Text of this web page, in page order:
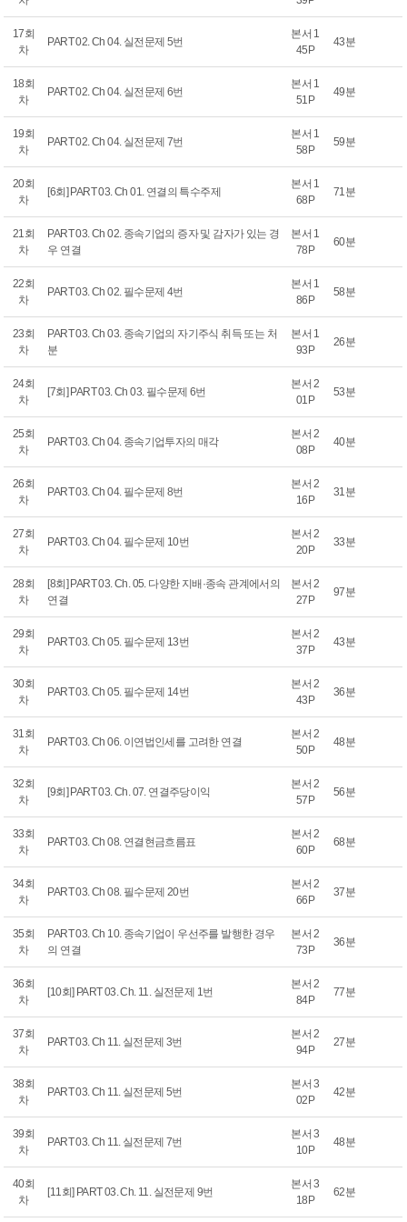
17회
차
PART 02. Ch 04. 실전문제 5번
본서 1
45P
43분
18회
차
PART 02. Ch 04. 실전문제 6번
본서 1
51P
49분
19회
차
PART 02. Ch 04. 실전문제 7번
본서 1
58P
59분
20회
차
[6회] PART 03. Ch 01. 연결의 특수주제
본서 1
68P
71분
21회
차
PART 03. Ch 02. 종속기업의 증자 및 감자가 있는 경
우 연결
본서 1
78P
60분
22회
차
PART 03. Ch 02. 필수문제 4번
본서 1
86P
58분
23회
차
PART 03. Ch 03. 종속기업의 자기주식 취득 또는 처
분
본서 1
93P
26분
24회
차
[7회] PART 03. Ch 03. 필수문제 6번
본서 2
01P
53분
25회
차
PART 03. Ch 04. 종속기업투자의 매각
본서 2
08P
40분
26회
차
PART 03. Ch 04. 필수문제 8번
본서 2
16P
31분
27회
차
PART 03. Ch 04. 필수문제 10번
본서 2
20P
33분
28회
차
[8회] PART 03. Ch. 05. 다양한 지배·종속 관계에서의
연결
본서 2
27P
97분
29회
차
PART 03. Ch 05. 필수문제 13번
본서 2
37P
43분
30회
차
PART 03. Ch 05. 필수문제 14번
본서 2
43P
36분
31회
차
PART 03. Ch 06. 이연법인세를 고려한 연결
본서 2
50P
48분
32회
차
[9회] PART 03. Ch. 07. 연결주당이익
본서 2
57P
56분
33회
차
PART 03. Ch 08. 연결현금흐름표
본서 2
60P
68분
34회
차
PART 03. Ch 08. 필수문제 20번
본서 2
66P
37분
35회
차
PART 03. Ch 10. 종속기업이 우선주를 발행한 경우
의 연결
본서 2
73P
36분
36회
차
[10회] PART 03. Ch. 11. 실전문제 1번
본서 2
84P
77분
37회
차
PART 03. Ch 11. 실전문제 3번
본서 2
94P
27분
38회
차
PART 03. Ch 11. 실전문제 5번
본서 3
02P
42분
39회
차
PART 03. Ch 11. 실전문제 7번
본서 3
10P
48분
40회
차
[11회] PART 03. Ch. 11. 실전문제 9번
본서 3
18P
62분